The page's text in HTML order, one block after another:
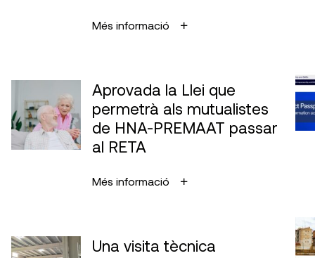
Més informació
Aprovada la Llei que
permetrà als mutualistes
de HNA-PREMAAT passar
al RETA
Més informació
Una visita tècnica